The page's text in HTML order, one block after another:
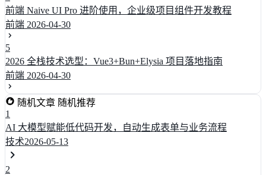
前端 Naive UI Pro 进阶使用，企业级项目组件开发教程
前端 2026-04-30
5
2026 全栈技术选型：Vue3+Bun+Elysia 项目落地指南
前端 2026-04-30
随机文章 随机推荐
1
AI 大模型赋能低代码开发，自动生成表单与业务流程
技术2026-05-13
2